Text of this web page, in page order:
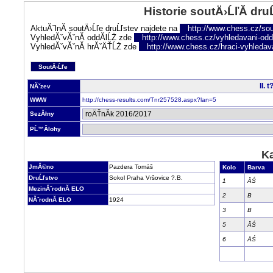
Historie soutÄ›ĹľĂ­
AktuĂˇlnĂ­ soutÄ›Ĺľe druĹľstev najdete na
http://www.chess.cz/
VyhledĂˇvĂˇnĂ­ oddĂ­lĹŻ zde
http://www.chess.cz/vyhledavani-
VyhledĂˇvĂˇnĂ­ hrĂˇÄŤĹŻ zde
http://www.chess.cz/hraci-
SoutÄ›Ĺľe
NĂˇzev II.
WWW http://chess-results.com/Tnr257528.aspx?lan=5
SezĂłny
PĹ™Ă­lohy
JmĂ©no
Pazdera Tomáš
DruĹľstvo
Sokol Praha Vršovice ?.B.
MezinĂˇrodnĂ­ ELO
NĂˇrodnĂ­ ELO
1924
Kolo
Barva
1
ÄŚ
2 B
3 B
5 ÄŚ
6 ÄŚ